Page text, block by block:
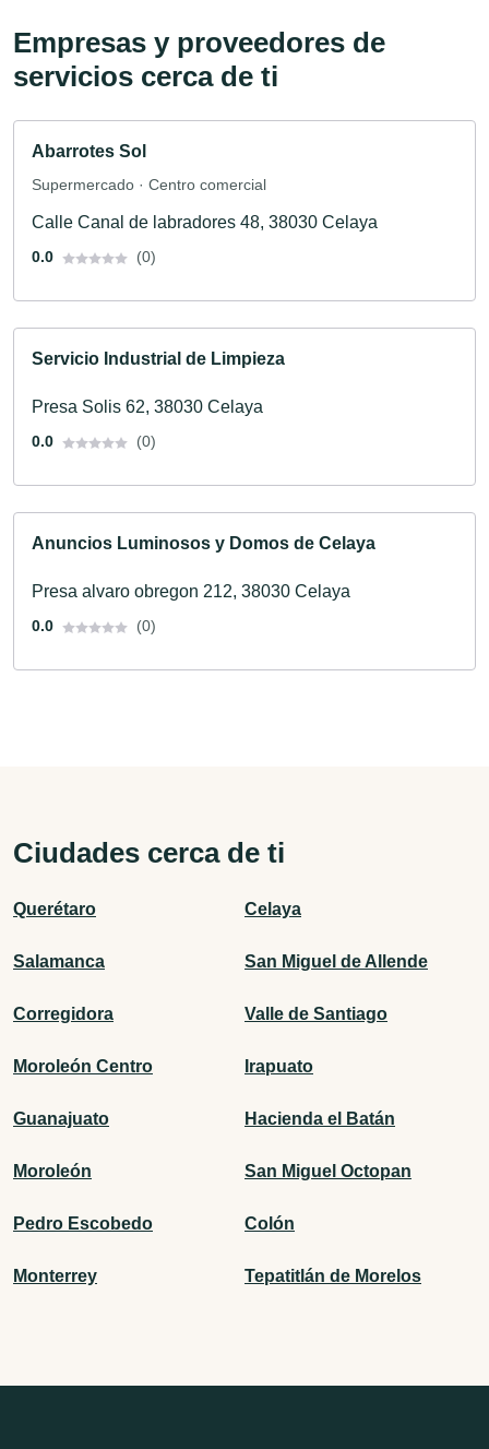
Empresas y proveedores de
servicios cerca de ti
Abarrotes Sol
Supermercado · Centro comercial
Calle Canal de labradores 48, 38030 Celaya
0.0 (0)
Servicio Industrial de Limpieza
Presa Solis 62, 38030 Celaya
0.0 (0)
Anuncios Luminosos y Domos de Celaya
Presa alvaro obregon 212, 38030 Celaya
0.0 (0)
Ciudades cerca de ti
Querétaro Celaya
Salamanca San Miguel de Allende
Corregidora Valle de Santiago
Moroleón Centro Irapuato
Guanajuato Hacienda el Batán
Moroleón San Miguel Octopan
Pedro Escobedo Colón
Monterrey Tepatitlán de Morelos